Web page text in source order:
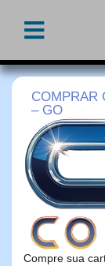
COMPRAR
– GO
Compre sua